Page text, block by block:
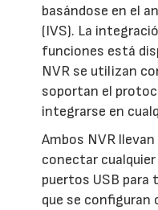
basándose en el
(IVS). La
funciones está
NVR se utilizan
soportan el
integrarse en
Ambos NVR
conectar
puertos USB para
que se configuran